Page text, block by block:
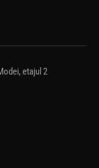
etajul 2